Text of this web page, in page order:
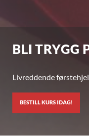
BLI TRYGG
Livreddende
BESTILL KURS IDAG!
BLI TRYGG
Livreddende
BESTILL KURS IDAG!